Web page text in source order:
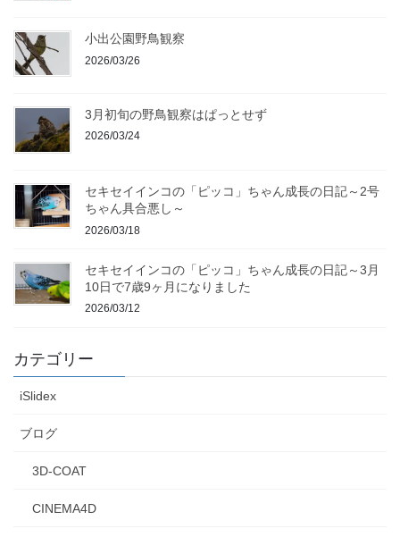
小出公園野鳥観察
2026/03/26
3月初旬の野鳥観察はぱっとせず
2026/03/24
セキセイインコの「ピッコ」ちゃん成長の日記～2号
ちゃん具合悪し～
2026/03/18
セキセイインコの「ピッコ」ちゃん成長の日記～3月
10日で7歳9ヶ月になりました
2026/03/12
カテゴリー
iSlidex
ブログ
3D-COAT
CINEMA4D